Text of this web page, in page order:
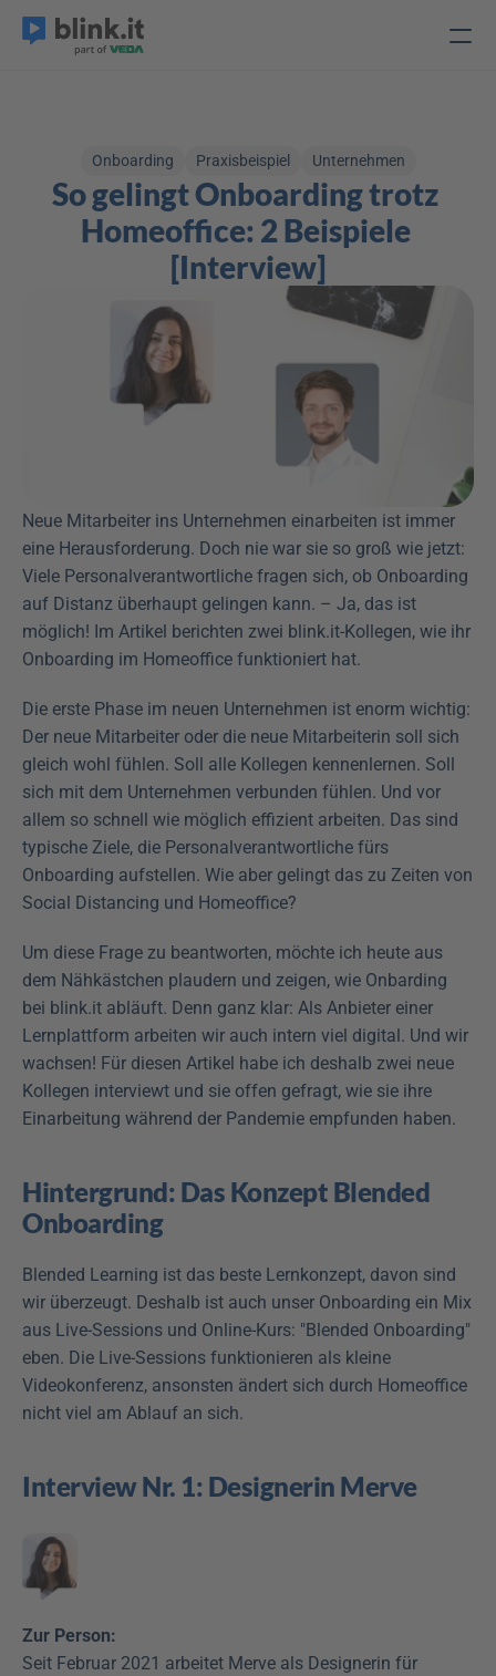
Onboarding Praxisbeispiel Unternehmen
So gelingt Onboarding trotz
Homeoffice: 2 Beispiele
[Interview]
Neue Mitarbeiter ins Unternehmen einarbeiten ist immer
eine Herausforderung. Doch nie war sie so groß wie jetzt:
Viele Personalverantwortliche fragen sich, ob Onboarding
auf Distanz überhaupt gelingen kann. – Ja, das ist
möglich! Im Artikel berichten zwei blink.it-Kollegen, wie ihr
Onboarding im Homeoffice funktioniert hat.
Die erste Phase im neuen Unternehmen ist enorm wichtig:
Der neue Mitarbeiter oder die neue Mitarbeiterin soll sich
gleich wohl fühlen. Soll alle Kollegen kennenlernen. Soll
sich mit dem Unternehmen verbunden fühlen. Und vor
allem so schnell wie möglich effizient arbeiten. Das sind
typische Ziele, die Personalverantwortliche fürs
Onboarding aufstellen. Wie aber gelingt das zu Zeiten von
Social Distancing und Homeoffice?
Um diese Frage zu beantworten, möchte ich heute aus
dem Nähkästchen plaudern und zeigen, wie Onbarding
bei blink.it abläuft. Denn ganz klar: Als Anbieter einer
Lernplattform arbeiten wir auch intern viel digital. Und wir
wachsen! Für diesen Artikel habe ich deshalb zwei neue
Kollegen interviewt und sie offen gefragt, wie sie ihre
Einarbeitung während der Pandemie empfunden haben.
Hintergrund: Das Konzept Blended
Onboarding
Blended Learning ist das beste Lernkonzept, davon sind
wir überzeugt. Deshalb ist auch unser Onboarding ein Mix
aus Live-Sessions und Online-Kurs: "Blended Onboarding"
eben. Die Live-Sessions funktionieren als kleine
Videokonferenz, ansonsten ändert sich durch Homeoffice
nicht viel am Ablauf an sich.
Interview Nr. 1: Designerin Merve
Zur Person:
Seit Februar 2021 arbeitet Merve als Designerin für